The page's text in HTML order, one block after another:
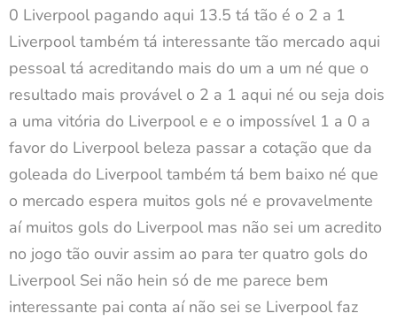
0 Liverpool pagando aqui 13.5 tá tão é o 2 a 1
Liverpool também tá interessante tão mercado aqui
pessoal tá acreditando mais do um a um né que o
resultado mais provável o 2 a 1 aqui né ou seja dois
a uma vitória do Liverpool e e o impossível 1 a 0 a
favor do Liverpool beleza passar a cotação que da
goleada do Liverpool também tá bem baixo né que
o mercado espera muitos gols né e provavelmente
aí muitos gols do Liverpool mas não sei um acredito
no jogo tão ouvir assim ao para ter quatro gols do
Liverpool Sei não hein só de me parece bem
interessante pai conta aí não sei se Liverpool faz